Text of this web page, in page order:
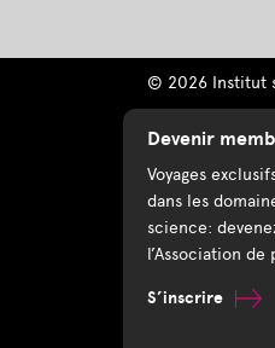
© 2026 Institut
Devenir
Voyages
dans les
science:
l’Association de
S’inscrire